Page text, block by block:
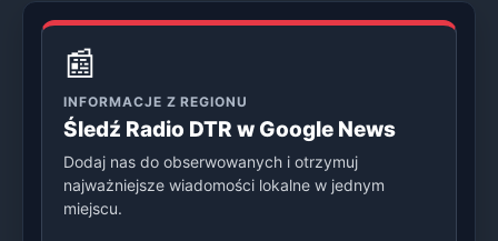
📰
INFORMACJE Z REGIONU
Śledź Radio DTR w Google News
Dodaj nas do obserwowanych i otrzymuj
najważniejsze wiadomości lokalne w jednym
miejscu.